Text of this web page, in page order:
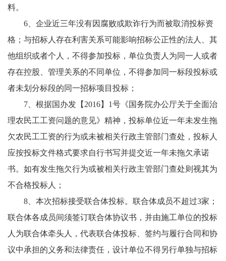
料。
6、企业近三年没有因腐败或欺诈行为而被取消投标资
格；与招标人存在利害关系可能影响招标公正性的法人、其
他组织或者个人，不得参加投标，单位负责人为同一人或者
存在控股、管理关系的不同单位，不得参加同一标段投标或
者未划分标段的同一招标项目投标；
7、根据国办发【2016】1号《国务院办公厅关于全面治
理农民工工资问题的意见》精神，投标单位近一年未发生拖
欠农民工工资的行为或未被相关行政主管部门查处，投标人
应按投标文件格式要求自行书写并提交近一年未拖欠承诺
书。如有发生拖欠行为或被相关行政主管部门查处则视其为
不合格投标人；
8、本次招标接受联合体投标。联合体成员不超过3家；
联合体各成员间须签订联合体协议书，并由施工单位的投标
人为联合体牵头人，代表联合体投标、签约与履行合同和协
议中承担的义务和法律责任，设计单位不得另行单独与招标